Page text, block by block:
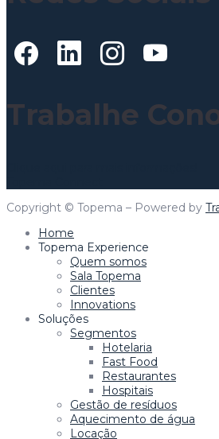
Trabalhe
Copyright © Topema – Powered by
Home
Topema Experience
Quem somos
Sala Topema
Clientes
Innovations
Soluções
Segmentos
Hotelaria
Fast Food
Restaurantes
Hospitais
Gestão de resíduos
Aquecimento de água
Locação